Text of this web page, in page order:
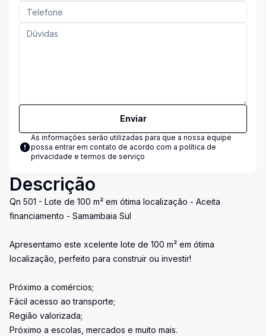
Enviar
As informações serão utilizadas para que a nossa equipe
possa entrar em contato de acordo com a política de
privacidade e termos de serviço
Descrição
Qn 501 - Lote de 100 m² em ótima localização - Aceita
financiamento - Samambaia Sul
Apresentamo este xcelente lote de 100 m² em ótima
localização, perfeito para construir ou investir!
Próximo a comércios;
Fácil acesso ao transporte;
Região valorizada;
Próximo a escolas, mercados e muito mais.